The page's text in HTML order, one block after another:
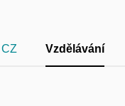
Vzdělávání